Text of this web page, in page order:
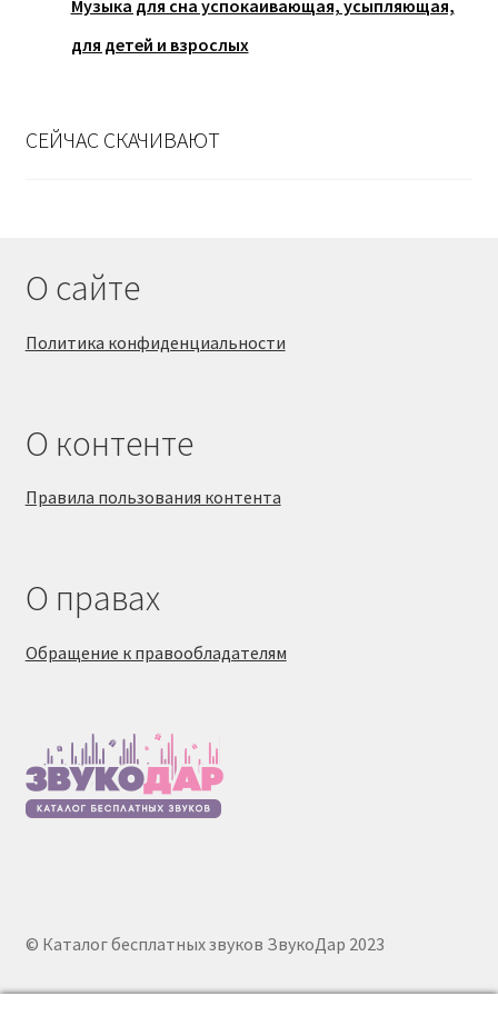
Музыка для сна успокаивающая, усыпляющая,
для детей и взрослых
СЕЙЧАС СКАЧИВАЮТ
О сайте
Политика конфиденциальности
О контенте
Правила пользования контента
О правах
Обращение к правообладателям
© Каталог бесплатных звуков ЗвукоДар 2023